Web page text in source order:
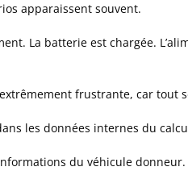
apparaissent souvent.
La batterie est chargée.
frustrante, car tout
les données internes du
du véhicule